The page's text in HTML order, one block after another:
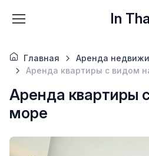
In
Главная
Аренда
Аренда квартиры с видом
Аренда квартиры
море